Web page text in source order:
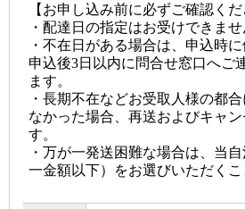
【お申し込み前に必ずご確認くだ
・配達日の指定はお受けできませ
・不在日がある場合は、申込時
申込後3日以内に問合せ窓口へご
ます。
・長期不在などお受取人様の都
なかった場合、再送およびキャ
す。
・万が一発送困難な場合は、当
一金額以下）をお選びいただくこ